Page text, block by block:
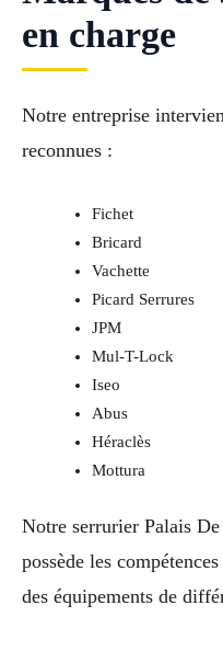
en charge
Notre entreprise
reconnues :
Fichet
Bricard
Vachette
Picard Serrures
JPM
Mul-T-Lock
Iseo
Abus
Héraclès
Mottura
Notre serrurier Palais
possède les
des équipements de